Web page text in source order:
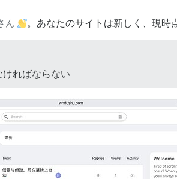
ん 。あなたのサイトは新しく、現時
ればならない